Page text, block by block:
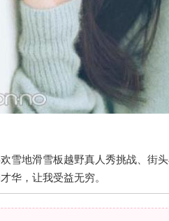
雪地滑雪板越野真人秀挑战、街
华，让我受益无穷。